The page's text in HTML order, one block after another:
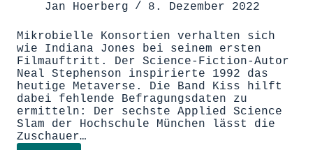
Müllabfuhr
Jan Hoerberg
8. Dezember 2022
Mikrobielle Konsortien verhalten sich
wie Indiana Jones bei seinem ersten
Filmauftritt. Der Science-Fiction-Autor
Neal Stephenson inspirierte 1992 das
heutige Metaverse. Die Band Kiss hilft
dabei fehlende Befragungsdaten zu
ermitteln: Der sechste Applied Science
Slam der Hochschule München lässt die
Zuschauer…